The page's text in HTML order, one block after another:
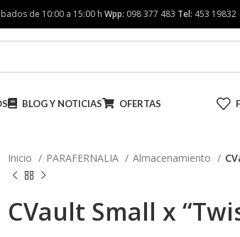
de 10:00 a 15:00 h Wpp: 098 377 483 Tel: 453 19832
BLOG Y NOTICIAS OFERTAS
Inicio PARAFERNALIA Almacenamiento
CVault Small x